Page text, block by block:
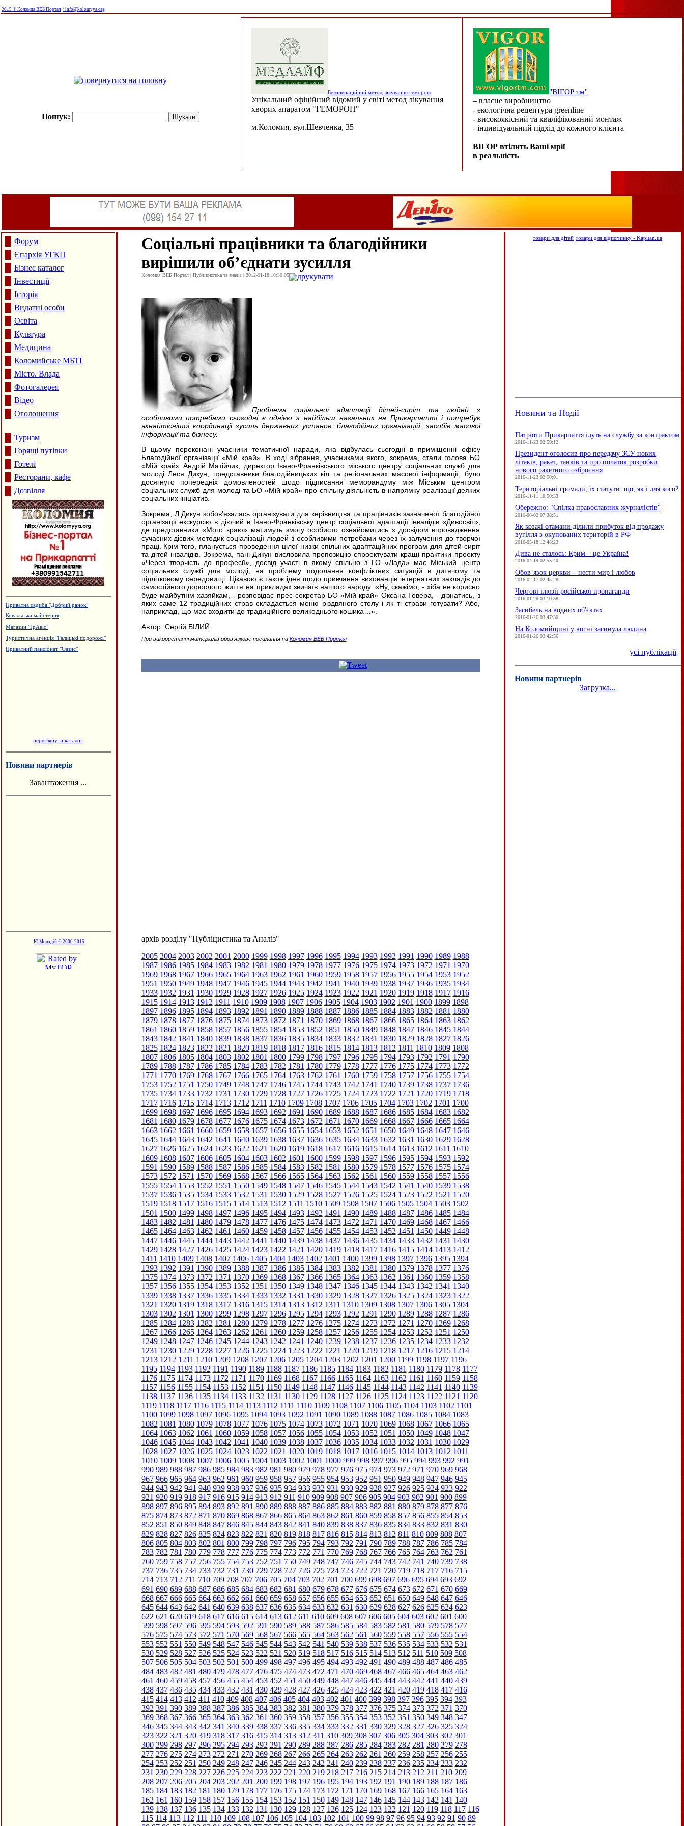
2015 © Коломия ВЕБ Портал / info@kolomyya.org
Пошук:
Безопераційний метод лікування геморою
Унікальний офіційний відомий у світі метод лікування
хворих апаратом "ГЕМОРОН"
м.Коломия, вул.Шевченка, 35
"ВІГОР тм"
– власне виробництво
- екологічна рецептура greenline
- високоякісний та кваліфікований монтаж
- індивідуальний підхід до кожного клієнта
ВІГОР втілить Ваші мрії
в реальність
Форум
Єпархія УГКЦ
Бізнес каталог
Інвестиції
Історія
Видатні особи
Освіта
Культура
Медицина
Коломийське МБТІ
Місто. Влада
Фотогалерея
Відео
Оголошення
Туризм
Горящі путівки
Готелі
Ресторани, кафе
Дозвілля
Приватна садиба "Добрий ранок"
Ковальська майстерня
Магазин "ГрАвіс"
Туристична агенція "Галицькі подорожі"
Приватний пансіонат "Оазис"
переглянути каталог
Новини партнерів
Завантаження ...
Ю.Молодій © 2000-2015
Соціальні працівники та благодійники
вирішили об’єднати зусилля
Коломия ВЕБ Портал | Публіцистика та аналіз | 2012-01-18 10:30:05 друкувати
Проблема соціальної адаптації дітей-сиріт та людей з
особливими потребами сьогодні є однією з найбільш нагальних на Прикарпатті і потребує
якнайтіснішої координації зусиль державних установ, благодійних організацій, засобів масової
інформації та бізнесу.
В цьому переконані учасники тематичної наради, яка відбулась сьогодні в приміщенні офісу
Благодійної організації «Мій край». В ході зібрання, учасниками якого, зокрема, стали голова БО
«Мій край» Андрій Матійчик, директор Івано-Франківського міського центру соціальних служб для
молоді Леся Дикун, представники благодійницьких кіл та регіональних масової інформації, було
досягнуто попередніх домовленостей щодо підписання меморандуму між Міським центром
соціальних служб для молоді та БО «Мій край» про спільну діяльність в напрямку реалізації деяких
соціальних ініціатив.
Зокрема, Л.Дикун зобов’язалась організувати для керівництва та працівників зазначеної благодійної
організації екскурсію в діючий в Івано-Франківську центр соціальної адаптації інвалідів «Дивосвіт»,
де представники «Мого краю» матимуть змогу особисто ознайомитись з досвідом впровадження
сучасних дієвих методик соціалізації людей з особливими потребами через їх залучення до творчої
праці. Крім того, планується проведення цілої низки спільних адаптаційних програм для дітей-сиріт
та дітей-інвалідів. Зокрема, пані Дикун висловила пропозицію спроектувати кращі практики проекту
«Через творчість до професії», досвід участі в якому спільно з ГО «Лада» має Міський центр
соціальних служб для молоді, на проблему подолання конфліктних ситуацій в дитячому та
підлітковому середовищі. Цікавою є також ідея щодо привчання вихованців інтернатних закладів до
самостійного дорослого життя на прикладах звичаїв нашого народу. «Ну, скажімо, - хіба не корисно
буде майбутнім хазяйкам, - розповідає прес-секретар БО «Мій край» Оксана Говера, - дізнатись, з
яких саме 12 традиційних страв складається меню різдвяного столу і як ті страви готувати? Або,
наприклад, що має входити до традиційного великоднього кошика…».
Автор: Сергій БІЛИЙ
При використанні матеріалів обов'язкове посилання на Коломия ВЕБ Портал
архів розділу "Публіцистика та Аналіз"
2005 2004 2003 2002 2001 2000 1999 1998 1997 1996 1995 1994 1993 1992 1991 1990 1989 1988
1987 1986 1985 1984 1983 1982 1981 1980 1979 1978 1977 1976 1975 1974 1973 1972 1971 1970
1969 1968 1967 1966 1965 1964 1963 1962 1961 1960 1959 1958 1957 1956 1955 1954 1953 1952
1951 1950 1949 1948 1947 1946 1945 1944 1943 1942 1941 1940 1939 1938 1937 1936 1935 1934
1933 1932 1931 1930 1929 1928 1927 1926 1925 1924 1923 1922 1921 1920 1919 1918 1917 1916
1915 1914 1913 1912 1911 1910 1909 1908 1907 1906 1905 1904 1903 1902 1901 1900 1899 1898
1897 1896 1895 1894 1893 1892 1891 1890 1889 1888 1887 1886 1885 1884 1883 1882 1881 1880
1879 1878 1877 1876 1875 1874 1873 1872 1871 1870 1869 1868 1867 1866 1865 1864 1863 1862
1861 1860 1859 1858 1857 1856 1855 1854 1853 1852 1851 1850 1849 1848 1847 1846 1845 1844
1843 1842 1841 1840 1839 1838 1837 1836 1835 1834 1833 1832 1831 1830 1829 1828 1827 1826
1825 1824 1823 1822 1821 1820 1819 1818 1817 1816 1815 1814 1813 1812 1811 1810 1809 1808
1807 1806 1805 1804 1803 1802 1801 1800 1799 1798 1797 1796 1795 1794 1793 1792 1791 1790
1789 1788 1787 1786 1785 1784 1783 1782 1781 1780 1779 1778 1777 1776 1775 1774 1773 1772
1771 1770 1769 1768 1767 1766 1765 1764 1763 1762 1761 1760 1759 1758 1757 1756 1755 1754
1753 1752 1751 1750 1749 1748 1747 1746 1745 1744 1743 1742 1741 1740 1739 1738 1737 1736
1735 1734 1733 1732 1731 1730 1729 1728 1727 1726 1725 1724 1723 1722 1721 1720 1719 1718
1717 1716 1715 1714 1713 1712 1711 1710 1709 1708 1707 1706 1705 1704 1703 1702 1701 1700
1699 1698 1697 1696 1695 1694 1693 1692 1691 1690 1689 1688 1687 1686 1685 1684 1683 1682
1681 1680 1679 1678 1677 1676 1675 1674 1673 1672 1671 1670 1669 1668 1667 1666 1665 1664
1663 1662 1661 1660 1659 1658 1657 1656 1655 1654 1653 1652 1651 1650 1649 1648 1647 1646
1645 1644 1643 1642 1641 1640 1639 1638 1637 1636 1635 1634 1633 1632 1631 1630 1629 1628
1627 1626 1625 1624 1623 1622 1621 1620 1619 1618 1617 1616 1615 1614 1613 1612 1611 1610
1609 1608 1607 1606 1605 1604 1603 1602 1601 1600 1599 1598 1597 1596 1595 1594 1593 1592
1591 1590 1589 1588 1587 1586 1585 1584 1583 1582 1581 1580 1579 1578 1577 1576 1575 1574
1573 1572 1571 1570 1569 1568 1567 1566 1565 1564 1563 1562 1561 1560 1559 1558 1557 1556
1555 1554 1553 1552 1551 1550 1549 1548 1547 1546 1545 1544 1543 1542 1541 1540 1539 1538
1537 1536 1535 1534 1533 1532 1531 1530 1529 1528 1527 1526 1525 1524 1523 1522 1521 1520
1519 1518 1517 1516 1515 1514 1513 1512 1511 1510 1509 1508 1507 1506 1505 1504 1503 1502
1501 1500 1499 1498 1497 1496 1495 1494 1493 1492 1491 1490 1489 1488 1487 1486 1485 1484
1483 1482 1481 1480 1479 1478 1477 1476 1475 1474 1473 1472 1471 1470 1469 1468 1467 1466
1465 1464 1463 1462 1461 1460 1459 1458 1457 1456 1455 1454 1453 1452 1451 1450 1449 1448
1447 1446 1445 1444 1443 1442 1441 1440 1439 1438 1437 1436 1435 1434 1433 1432 1431 1430
1429 1428 1427 1426 1425 1424 1423 1422 1421 1420 1419 1418 1417 1416 1415 1414 1413 1412
1411 1410 1409 1408 1407 1406 1405 1404 1403 1402 1401 1400 1399 1398 1397 1396 1395 1394
1393 1392 1391 1390 1389 1388 1387 1386 1385 1384 1383 1382 1381 1380 1379 1378 1377 1376
1375 1374 1373 1372 1371 1370 1369 1368 1367 1366 1365 1364 1363 1362 1361 1360 1359 1358
1357 1356 1355 1354 1353 1352 1351 1350 1349 1348 1347 1346 1345 1344 1343 1342 1341 1340
1339 1338 1337 1336 1335 1334 1333 1332 1331 1330 1329 1328 1327 1326 1325 1324 1323 1322
1321 1320 1319 1318 1317 1316 1315 1314 1313 1312 1311 1310 1309 1308 1307 1306 1305 1304
1303 1302 1301 1300 1299 1298 1297 1296 1295 1294 1293 1292 1291 1290 1289 1288 1287 1286
1285 1284 1283 1282 1281 1280 1279 1278 1277 1276 1275 1274 1273 1272 1271 1270 1269 1268
1267 1266 1265 1264 1263 1262 1261 1260 1259 1258 1257 1256 1255 1254 1253 1252 1251 1250
1249 1248 1247 1246 1245 1244 1243 1242 1241 1240 1239 1238 1237 1236 1235 1234 1233 1232
1231 1230 1229 1228 1227 1226 1225 1224 1223 1222 1221 1220 1219 1218 1217 1216 1215 1214
1213 1212 1211 1210 1209 1208 1207 1206 1205 1204 1203 1202 1201 1200 1199 1198 1197 1196
1195 1194 1193 1192 1191 1190 1189 1188 1187 1186 1185 1184 1183 1182 1181 1180 1179 1178 1177
1176 1175 1174 1173 1172 1171 1170 1169 1168 1167 1166 1165 1164 1163 1162 1161 1160 1159 1158
1157 1156 1155 1154 1153 1152 1151 1150 1149 1148 1147 1146 1145 1144 1143 1142 1141 1140 1139
1138 1137 1136 1135 1134 1133 1132 1131 1130 1129 1128 1127 1126 1125 1124 1123 1122 1121 1120
1119 1118 1117 1116 1115 1114 1113 1112 1111 1110 1109 1108 1107 1106 1105 1104 1103 1102 1101
1100 1099 1098 1097 1096 1095 1094 1093 1092 1091 1090 1089 1088 1087 1086 1085 1084 1083
1082 1081 1080 1079 1078 1077 1076 1075 1074 1073 1072 1071 1070 1069 1068 1067 1066 1065
1064 1063 1062 1061 1060 1059 1058 1057 1056 1055 1054 1053 1052 1051 1050 1049 1048 1047
1046 1045 1044 1043 1042 1041 1040 1039 1038 1037 1036 1035 1034 1033 1032 1031 1030 1029
1028 1027 1026 1025 1024 1023 1022 1021 1020 1019 1018 1017 1016 1015 1014 1013 1012 1011
1010 1009 1008 1007 1006 1005 1004 1003 1002 1001 1000 999 998 997 996 995 994 993 992 991
990 989 988 987 986 985 984 983 982 981 980 979 978 977 976 975 974 973 972 971 970 969 968
967 966 965 964 963 962 961 960 959 958 957 956 955 954 953 952 951 950 949 948 947 946 945
944 943 942 941 940 939 938 937 936 935 934 933 932 931 930 929 928 927 926 925 924 923 922
921 920 919 918 917 916 915 914 913 912 911 910 909 908 907 906 905 904 903 902 901 900 899
898 897 896 895 894 893 892 891 890 889 888 887 886 885 884 883 882 881 880 879 878 877 876
875 874 873 872 871 870 869 868 867 866 865 864 863 862 861 860 859 858 857 856 855 854 853
852 851 850 849 848 847 846 845 844 843 842 841 840 839 838 837 836 835 834 833 832 831 830
829 828 827 826 825 824 823 822 821 820 819 818 817 816 815 814 813 812 811 810 809 808 807
806 805 804 803 802 801 800 799 798 797 796 795 794 793 792 791 790 789 788 787 786 785 784
783 782 781 780 779 778 777 776 775 774 773 772 771 770 769 768 767 766 765 764 763 762 761
760 759 758 757 756 755 754 753 752 751 750 749 748 747 746 745 744 743 742 741 740 739 738
737 736 735 734 733 732 731 730 729 728 727 726 725 724 723 722 721 720 719 718 717 716 715
714 713 712 711 710 709 708 707 706 705 704 703 702 701 700 699 698 697 696 695 694 693 692
691 690 689 688 687 686 685 684 683 682 681 680 679 678 677 676 675 674 673 672 671 670 669
668 667 666 665 664 663 662 661 660 659 658 657 656 655 654 653 652 651 650 649 648 647 646
645 644 643 642 641 640 639 638 637 636 635 634 633 632 631 630 629 628 627 626 625 624 623
622 621 620 619 618 617 616 615 614 613 612 611 610 609 608 607 606 605 604 603 602 601 600
599 598 597 596 595 594 593 592 591 590 589 588 587 586 585 584 583 582 581 580 579 578 577
576 575 574 573 572 571 570 569 568 567 566 565 564 563 562 561 560 559 558 557 556 555 554
553 552 551 550 549 548 547 546 545 544 543 542 541 540 539 538 537 536 535 534 533 532 531
530 529 528 527 526 525 524 523 522 521 520 519 518 517 516 515 514 513 512 511 510 509 508
507 506 505 504 503 502 501 500 499 498 497 496 495 494 493 492 491 490 489 488 487 486 485
484 483 482 481 480 479 478 477 476 475 474 473 472 471 470 469 468 467 466 465 464 463 462
461 460 459 458 457 456 455 454 453 452 451 450 449 448 447 446 445 444 443 442 441 440 439
438 437 436 435 434 433 432 431 430 429 428 427 426 425 424 423 422 421 420 419 418 417 416
415 414 413 412 411 410 409 408 407 406 405 404 403 402 401 400 399 398 397 396 395 394 393
392 391 390 389 388 387 386 385 384 383 382 381 380 379 378 377 376 375 374 373 372 371 370
369 368 367 366 365 364 363 362 361 360 359 358 357 356 355 354 353 352 351 350 349 348 347
346 345 344 343 342 341 340 339 338 337 336 335 334 333 332 331 330 329 328 327 326 325 324
323 322 321 320 319 318 317 316 315 314 313 312 311 310 309 308 307 306 305 304 303 302 301
300 299 298 297 296 295 294 293 292 291 290 289 288 287 286 285 284 283 282 281 280 279 278
277 276 275 274 273 272 271 270 269 268 267 266 265 264 263 262 261 260 259 258 257 256 255
254 253 252 251 250 249 248 247 246 245 244 243 242 241 240 239 238 237 236 235 234 233 232
231 230 229 228 227 226 225 224 223 222 221 220 219 218 217 216 215 214 213 212 211 210 209
208 207 206 205 204 203 202 201 200 199 198 197 196 195 194 193 192 191 190 189 188 187 186
185 184 183 182 181 180 179 178 177 176 175 174 173 172 171 170 169 168 167 166 165 164 163
162 161 160 159 158 157 156 155 154 153 152 151 150 149 148 147 146 145 144 143 142 141 140
139 138 137 136 135 134 133 132 131 130 129 128 127 126 125 124 123 122 121 120 119 118 117 116
115 114 113 112 111 110 109 108 107 106 105 104 103 102 101 100 99 98 97 96 95 94 93 92 91 90 89
товари для дітей товари для відпочинку - Kapitan.ua
Новини та Події
Патріоти Прикарпаття ідуть на службу за контрактом
2016-11-23 02:59:12
Президент оголосив про передачу ЗСУ нових
літаків, ракет, танків та про початок розробки
нового ракетного озброєння
2016-11-23 02:50:01
Територіальні громади, їх статути: що, як і для кого?
2016-11-11 10:50:33
Обережно: "Спілка православних журналістів"
2016-06-02 07:38:51
Як козачі отамани ділили прибуток від продажу
вугілля з окупованих територій в РФ
2016-05-18 12:48:23
Дива не сталось: Крим – це Україна!
2016-04-19 02:55:40
Обов’язок церкви – нести мир і любов
2016-02-17 02:45:28
Чергові ілюзії російської пропаганди
2016-01-28 03:10:58
Загибель на водних об'єктах
2016-01-26 03:47:30
На Коломийщині у вогні загинула людина
2016-01-26 03:42:56
усі публікації
Новини партнерів
Загрузка...